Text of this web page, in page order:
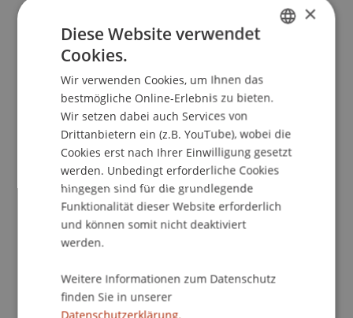
Demokratie ist oder sein soll, entscheidet sich
jeweils in ihrem Vollzug. Eine derartige, sich
selbst immer aufs Neue erschaffende und auf
Störungen und Interferenzen. Das vom zweiten
Präsidenten der USA, John Adams, 1780
formulierte Ideal von "a government of laws and
not of men" wird 240 Jahre später durch die
Weigerung Präsident Trumps, das Verdikt der
amerikanischen Stimmbürger und die Tradition
des friedlichen Machtwechsels zu akzeptieren,
auf eine harte Probe gestellt. Auch wenn die
Institutionen und das Recht des Staates die
Schaden kaum ermessen. Ohnehin handelt es
sich nicht um einen Einzelfall. Tabubrüche und
×
Diese Website verwendet
Cookies.
Wir verwenden Cookies, um Ihnen das
bestmögliche Online-Erlebnis zu bieten.
Wir setzen dabei auch Services von
Drittanbietern ein (z.B. YouTube), wobei die
Cookies erst nach Ihrer Einwilligung gesetzt
werden. Unbedingt erforderliche Cookies
hingegen sind für die grundlegende
Funktionalität dieser Website erforderlich
und können somit nicht deaktiviert
werden.
Weitere Informationen zum Datenschutz
finden Sie in unserer
Datenschutzerklärung.